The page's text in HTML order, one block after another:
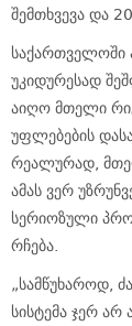
შემთხვევა და
საქართველოში
უკიდურესად
აიღო მთელი
უფლებების
რეალურად,
ამას ვერ
სერიოზული
რჩება.
„სამწუხაროდ,
სისტემა ჯერ არ